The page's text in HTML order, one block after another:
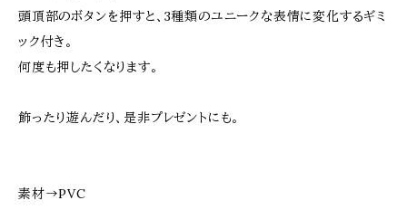
頭頂部のボタンを押すと、3種類のユニークな表情に変化するギミ
ック付き。
何度も押したくなります。
飾ったり遊んだり、是非プレゼントにも。
素材→PVC